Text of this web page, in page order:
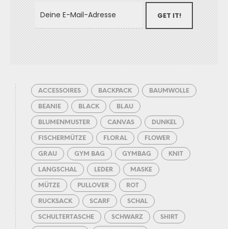
GET IT!
ACCESSOIRES BACKPACK BAUMWOLLE
BEANIE BLACK BLAU
BLUMENMUSTER CANVAS DUNKEL
FISCHERMÜTZE FLORAL FLOWER
GRAU GYM BAG GYMBAG KNIT
LANGSCHAL LEDER MASKE
MÜTZE PULLOVER ROT
RUCKSACK SCARF SCHAL
SCHULTERTASCHE SCHWARZ SHIRT